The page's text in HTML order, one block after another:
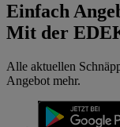
Einfach
Mit der
Alle aktuellen
Angebot mehr.